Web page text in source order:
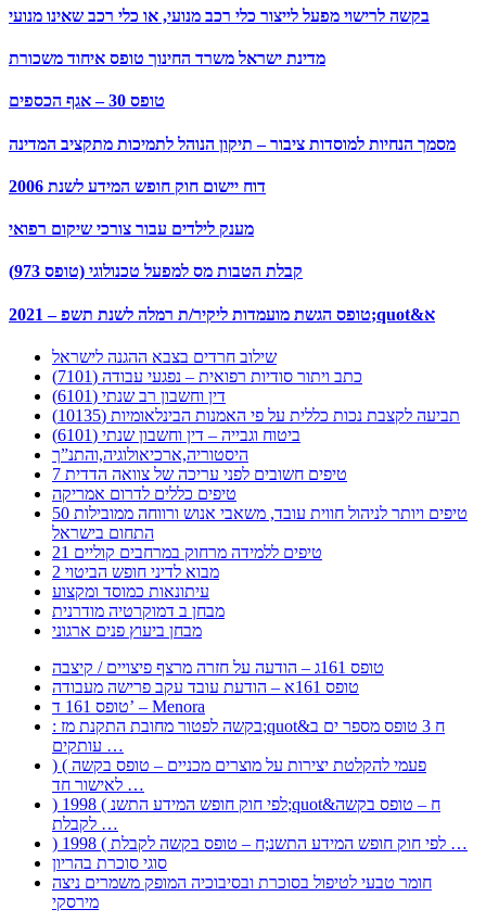
בקשה לרישוי מפעל לייצור כלי רכב מנועי, או כלי רכב שאינו מנועי
מדינת ישראל משרד החינוך טופס איחוד משכורת
טופס 30 – אגף הכספים
מסמך הנחיות למוסדות ציבור – תיקון הנוהל לתמיכות מתקציב המדינה
דוח יישום חוק חופש המידע לשנת 2006
מענק לילדים עבור צורכי שיקום רפואי
קבלת הטבות מס למפעל טכנולוגי (טופס 973)
2021 – טופס הגשת מועמדות ליקיר/ת רמלה לשנת תשפ;quot&א
שילוב חרדים בצבא ההגנה לישראל
כתב ויתור סודיות רפואית – נפגעי עבודה (7101)
דין וחשבון רב שנתי (6101)
תביעה לקצבת נכות כללית על פי האמנות הבינלאומיות (10135)
ביטוח וגבייה – דין וחשבון שנתי (6101)
היסטוריה,ארכיאולוגיה,והתנ”ך
7 טיפים חשובים לפני עריכה של צוואה הדדית
טיפים כללים לדרום אמריקה
50 טיפים ויותר לניהול חווית עובד, משאבי אנוש ורווחה ממובילות
התחום בישראל
21 טיפים ללמידה מרחוק במרחבים קוליים
מבוא לדיני חופש הביטוי 2
עיתונאות כמוסד ומקצוע
מבחן ב דמוקרטיה מודרנית
מבחן ביעוץ פנים ארגוני
טופס 161ג – הודעה על חזרה מרצף פיצויים / קיצבה
טופס 161א – הודעת עובד עקב פרישה מעבודה
טופס 161 ד’ – Menora
: בקשה לפטור מחובת התקנת מז;quot&ח 3 טופס מספר ים ב
עותקים …
) ( פעמי להקלטת יצירות על מוצרים מכניים – טופס בקשה
לאישור חד …
) 1998 ( לפי חוק חופש המידע התשנ;quot&ח – טופס בקשה
לקבלת …
) 1998 ( לפי חוק חופש המידע התשנ;ח – טופס בקשה לקבלת …
סוגי סוכרת בהריון
חומר טבעי לטיפול בסוכרת ובסיבוכיה המופק משמרים ניצה
מירסקי